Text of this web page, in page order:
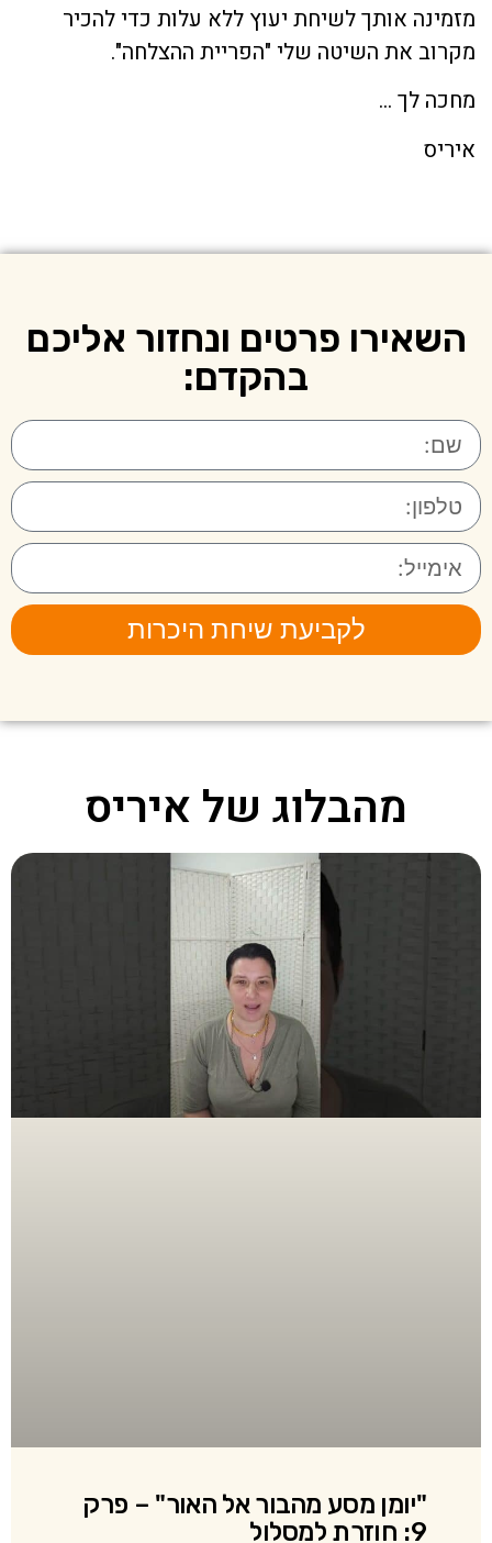
מזמינה אותך לשיחת יעוץ ללא עלות כדי להכיר
מקרוב את השיטה שלי "הפריית ההצלחה".
מחכה לך …
איריס
השאירו פרטים ונחזור אליכם
בהקדם:
לקביעת שיחת היכרות
מהבלוג של איריס
"יומן מסע מהבור אל האור" – פרק
9: חוזרת למסלול